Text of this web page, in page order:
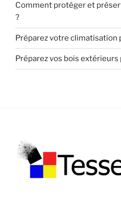
Comment protéger et
?
Préparez votre climatisation
Préparez vos bois extérieurs